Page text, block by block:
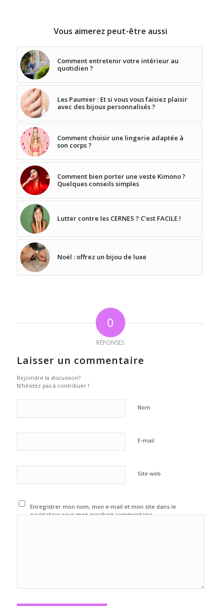
Vous aimerez peut-être aussi
Comment entretenir votre intérieur au
quotidien ?
Les Paumier : Et si vous vous faisiez plaisir
avec des bijoux personnalisés ?
Comment choisir une lingerie adaptée à
son corps ?
Comment bien porter une veste Kimono ?
Quelques conseils simples
Lutter contre les CERNES ? C’est FACILE !
Noël : offrez un bijou de luxe
0
RÉPONSES
Laisser un commentaire
Rejoindre la discussion?
N’hésitez pas à contribuer !
Nom
E-mail
Site web
Enregistrer mon nom, mon e-mail et mon site dans le
navigateur pour mon prochain commentaire.